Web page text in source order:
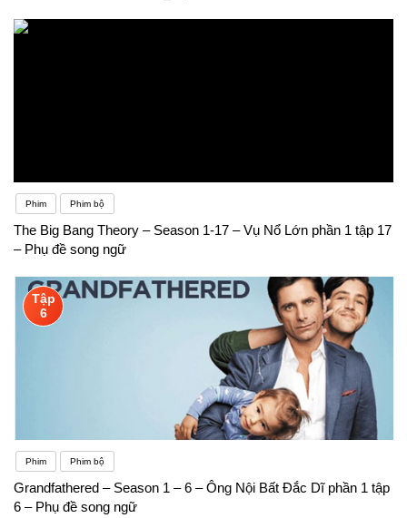
Phim Phim bộ
The Big Bang Theory – Season 1-17 – Vụ Nổ Lớn phần 1 tập 17
– Phụ đề song ngữ
Tập
6
Phim Phim bộ
Grandfathered – Season 1 – 6 – Ông Nội Bất Đắc Dĩ phần 1 tập
6 – Phụ đề song ngữ